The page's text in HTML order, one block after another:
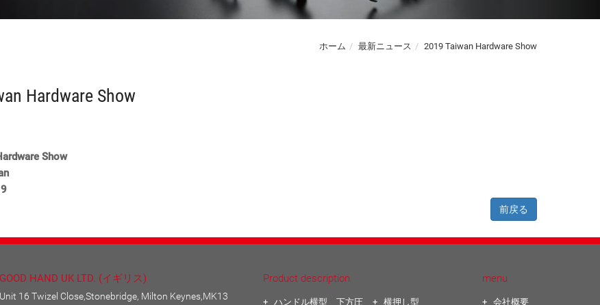
ホーム 最新ニュース 2019 Taiwan Hardware Show
Hardware Show
Show
前戻る
Product description
ハンドル横型 下方圧 横押し型
menu
会社概要
GOOD HAND UK LTD. (イギリス)
Unit 16 Twizel Close,Stonebridge, Milton Keynes,MK13